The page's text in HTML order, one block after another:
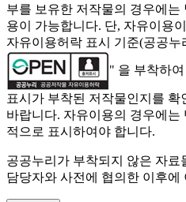
부를 보유한 저작물의 경우에는
용이 가능합니다. 단, 자유이용
자유이용허락 표시 기준(공공누
" 을 부착하
표시가 부착된 저작물인지를 확
바랍니다. 자유이용의 경우에는
적으로 표시하여야 합니다.
공공누리가 부착되지 않은 자
담당자와 사전에 협의한 이후에